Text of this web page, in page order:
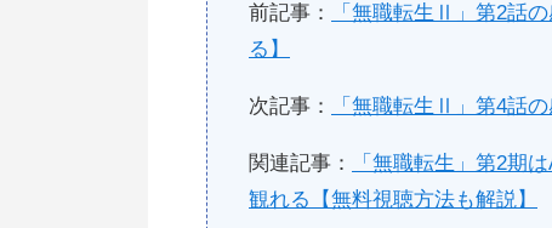
前記事：
「無職転生Ⅱ」第2話
る】
次記事： 「無職転生Ⅱ」第4話
関連記事：
「無職転生」第2期
観れる【無料視聴方法も解説】